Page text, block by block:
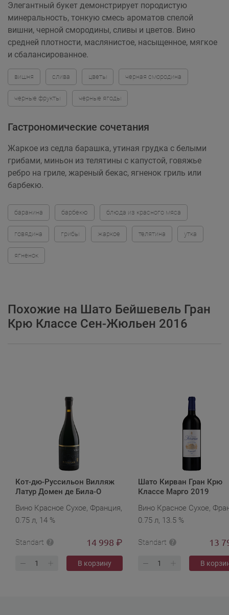
Элегантный букет демонстрирует породистую
минеральность, тонкую смесь ароматов спелой
вишни, черной смородины, сливы и цветов. Вино
средней плотности, маслянистое, насыщенное, мягкое
и сбалансированное.
вишня слива цветы черная смородина
черные фрукты черные ягоды
Гастрономические сочетания
Жаркое из седла барашка, утиная грудка с белыми
грибами, миньон из телятины с капустой, говяжье
ребро на гриле, жареный бекас, ягненок гриль или
барбекю.
баранина барбекю блюда из красного мяса
говядина грибы жаркое телятина утка
ягненок
Похожие на Шато Бейшевель Гран
Крю Классе Сен-Жюльен 2016
Кот-дю-Руссильон Вилляж
Латур Домен де Била-О
Вино Красное Сухое, Франция,
0.75 л, 14 %
Standart 14 998 ₽
В корзину
Шато Кирван Гран Крю
Классе Марго 2019
Вино Красное Сухое,
0.75 л, 13.5 %
Standart 13
В